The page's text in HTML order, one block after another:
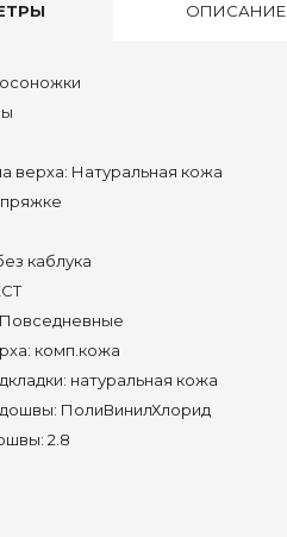
ОПИСАНИЕ
верха: Натуральная кожа
каблука
Повседневные
комп.кожа
натуральная кожа
ПолиВинилХлорид
2.8